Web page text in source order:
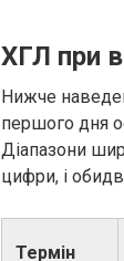
ХГЛ при
Нижче
першого дня
Діапазони
цифри, і
Термін